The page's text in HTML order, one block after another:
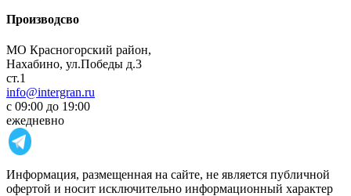
Производсво
МО Красногорский район,
Нахабино, ул.Победы д.3
ст.1
info@intergran.ru
с 09:00 до 19:00
ежедневно
Информация, размещенная на сайте, не является публичной
офертой и носит исключительно информационный характер